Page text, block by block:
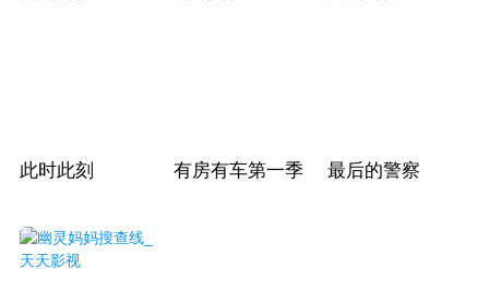
此时此刻 有房有车第一季 最后的警察